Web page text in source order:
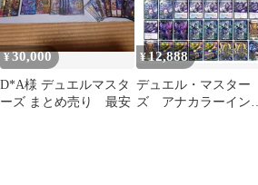
¥30,000
D*A様 デュエルマスタ
ーズ まとめ売り 最安
¥12,888
デュエル・マスター
ズ アナカラーインタ